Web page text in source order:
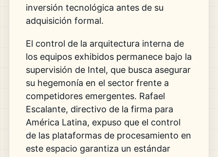
inversión tecnológica antes de su
adquisición formal.
El control de la arquitectura interna de
los equipos exhibidos permanece bajo la
supervisión de Intel, que busca asegurar
su hegemonía en el sector frente a
competidores emergentes. Rafael
Escalante, directivo de la firma para
América Latina, expuso que el control
de las plataformas de procesamiento en
este espacio garantiza un estándar